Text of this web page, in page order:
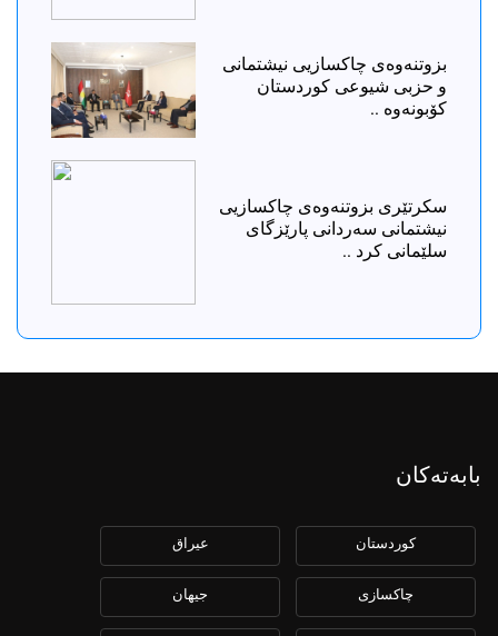
بزوتنەوەی چاکسازیی نیشتمانی
و حزبی شیوعی کوردستان
کۆبونەوە ..
سکرتێری بزوتنەوەی چاکسازیی
نیشتمانی سەردانی پارێزگای
سلێمانی کرد ..
بابەتەکان
كوردستان عیراق
چاكسازی جیهان